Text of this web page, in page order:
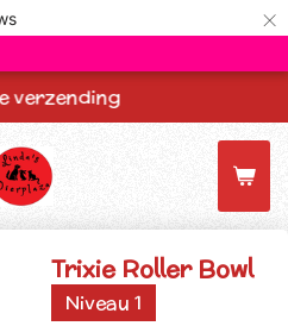
×
verzending
Trixie Roller Bowl
Niveau 1